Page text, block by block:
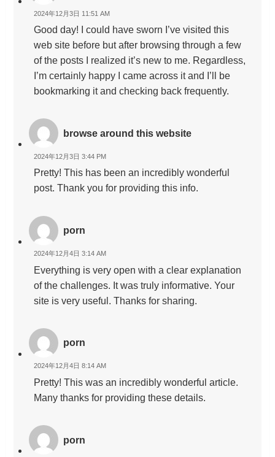
2024年12月3日 11:51 AM
Good day! I could have sworn I’ve visited this
web site before but after browsing through a few
of the posts I realized it’s new to me. Regardless,
I’m certainly happy I came across it and I’ll be
bookmarking it and checking back frequently.
browse around this website
2024年12月3日 3:44 PM
Pretty! This has been an incredibly wonderful
post. Thank you for providing this info.
porn
2024年12月4日 3:14 AM
Everything is very open with a clear explanation
of the challenges. It was truly informative. Your
site is very useful. Thanks for sharing.
porn
2024年12月4日 8:14 AM
Pretty! This was an incredibly wonderful article.
Many thanks for providing these details.
porn